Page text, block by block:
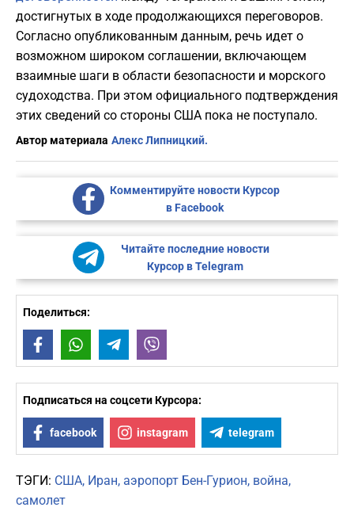
достигнутых в ходе продолжающихся переговоров.
Согласно опубликованным данным, речь идет о
возможном широком соглашении, включающем
взаимные шаги в области безопасности и морского
судоходства. При этом официального подтверждения
этих сведений со стороны США пока не поступало.
Автор материала Алекс Липницкий.
Комментируйте новости Курсор
в Facebook
Читайте последние новости
Курсор в Telegram
Поделиться:
FacebookWhatsAppTelegram
Подписаться на соцсети Курсора:
facebook instagram telegram
ТЭГИ: США Иран аэропорт Бен-Гурион война
самолет